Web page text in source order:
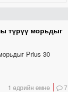
түрүү морьдыг
Prius 30
1 өдрийн өмнө 7